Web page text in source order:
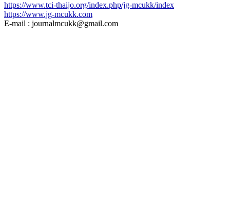
https://www.tci-thaijo.org/index.php/jg-mcukk/index
https://www.jg-mcukk.com
E-mail : journalmcukk@gmail.com